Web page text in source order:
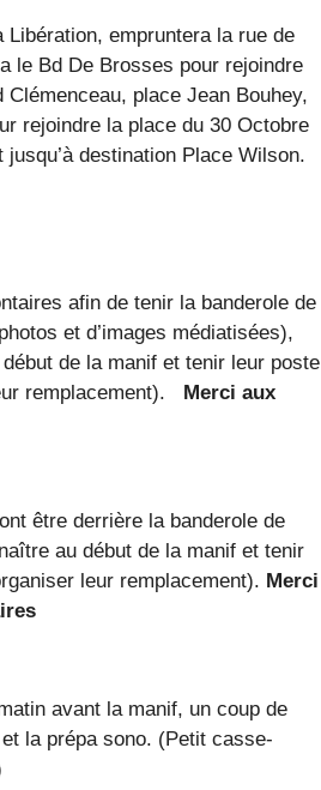
empruntera la rue de
le Bd De Brosses pour rejoindre
place Jean Bouhey,
rejoindre la place du 30 Octobre
destination Place Wilson.
afin de tenir la banderole de
et d’images médiatisées),
de la manif et tenir leur poste
remplacement).
Merci aux
être derrière la banderole de
au début de la manif et tenir
leur remplacement). Merci
avant la manif, un coup de
la prépa sono. (Petit casse-